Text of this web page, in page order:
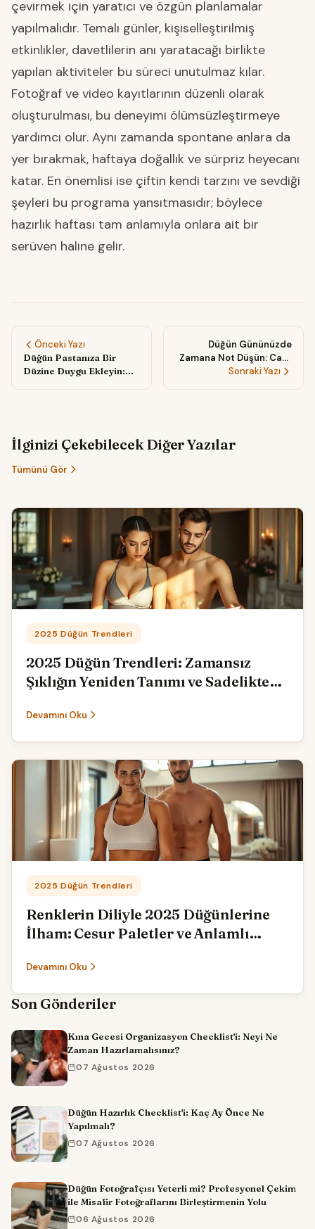
çevirmek için yaratıcı ve özgün planlamalar
yapılmalıdır. Temalı günler, kişiselleştirilmiş
etkinlikler, davetlilerin anı yaratacağı birlikte
yapılan aktiviteler bu süreci unutulmaz kılar.
Fotoğraf ve video kayıtlarının düzenli olarak
oluşturulması, bu deneyimi ölümsüzleştirmeye
yardımcı olur. Aynı zamanda spontane anlara da
yer bırakmak, haftaya doğallık ve sürpriz heyecanı
katar. En önemlisi ise çiftin kendi tarzını ve sevdiği
şeyleri bu programa yansıtmasıdır; böylece
hazırlık haftası tam anlamıyla onlara ait bir
serüven haline gelir.
Önceki Yazı
Düğün Pastanıza Bir
Düzine Duygu Ekleyin:
Sonraki Yazı
Düğün Gününüzde
Zamana Not Düşün: Canlı
Anı Defteri ile Anlık
İlginizi Çekebilecek Diğer Yazılar
Tümünü Gör
Kategori:
2025 Düğün Trendleri
2025 Düğün Trendleri: Zamansız
Şıklığın Yeniden Tanımı ve Sadelikteki
Devamını Oku
Kategori:
2025 Düğün Trendleri
Renklerin Diliyle 2025 Düğünlerine
İlham: Cesur Paletler ve Anlamlı
Devamını Oku
Son Gönderiler
Kına Gecesi Organizasyon Checklist'i: Neyi Ne
Zaman Hazırlamalısınız?
07 Ağustos 2026
Düğün Hazırlık Checklist'i: Kaç Ay Önce Ne
Yapılmalı?
07 Ağustos 2026
Düğün Fotoğrafçısı Yeterli mi? Profesyonel Çekim
ile Misafir Fotoğraflarını Birleştirmenin Yolu
06 Ağustos 2026